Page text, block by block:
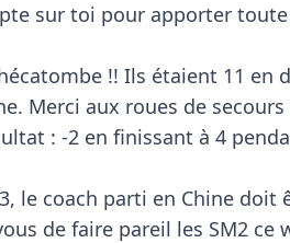
sur toi pour apporter
!! Ils étaient 11
Merci aux roues de
: -2 en finissant à 4
le coach parti en Chine
de faire pareil les SM2